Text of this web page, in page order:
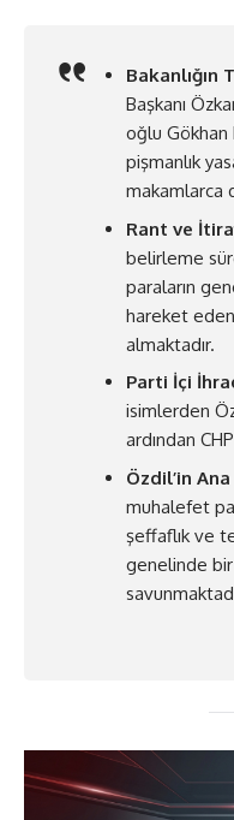
Bakanlığın
Başkanı
oğlu Gökhan
pişmanlık
makamlarca
Rant ve
belirleme
paraların
hareket
almaktadır.
Parti İçi
isimlerden
ardından
Özdil’in
muhalefet
şeffaflık ve
genelinde bir